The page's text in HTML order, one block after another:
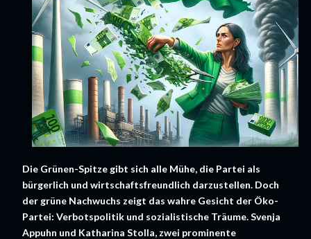
Die Grünen-Spitze gibt sich alle Mühe, die Partei als
bürgerlich und wirtschaftsfreundlich darzustellen. Doch
der grüne Nachwuchs zeigt das wahre Gesicht der Öko-
Partei: Verbotspolitik und sozialistische Träume. Svenja
Appuhn und Katharina Stolla, zwei prominente